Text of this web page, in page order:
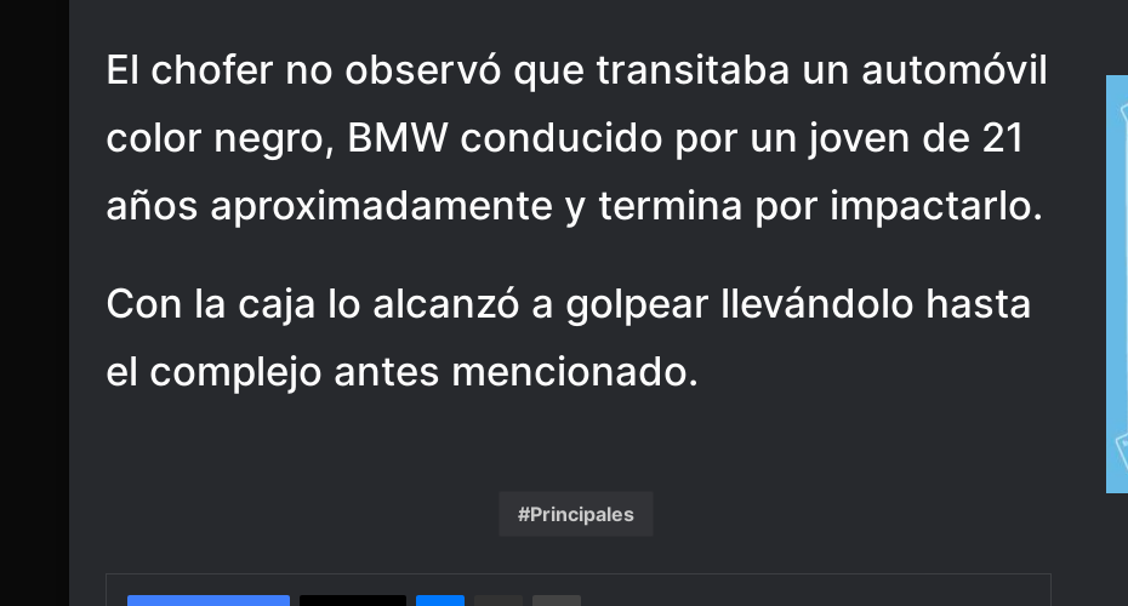
El chofer no observó que transitaba un automóvil
color negro, BMW conducido por un joven de 21
años aproximadamente y termina por impactarlo.
Con la caja lo alcanzó a golpear llevándolo hasta
el complejo antes mencionado.
Principales
Messenger
Share via Email Print